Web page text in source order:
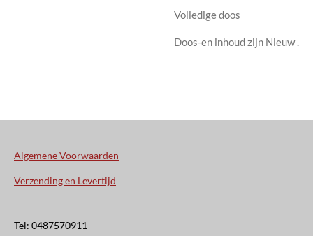
Volledige doos
Doos-en inhoud zijn Nieuw .
Algemene Voorwaarden
Verzending en Levertijd
Tel: 0487570911